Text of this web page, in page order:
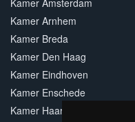
Kamer Amsterdam
Kamer Arnhem
Kamer Breda
Kamer Den Haag
Kamer Eindhoven
Kamer Enschede
Kamer Haarlem